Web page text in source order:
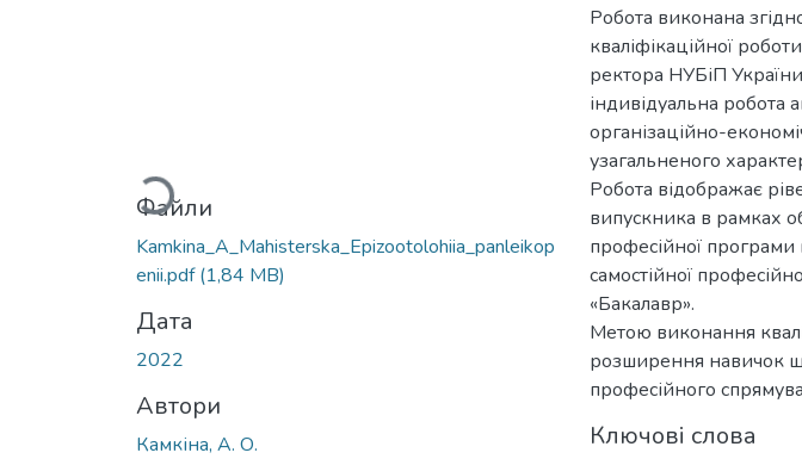
Вантажиться...
Файли
Kamkina_A_Мahisterska_Epizootolohiia_panleikop
enii.pdf(1,84 MB)
Дата
2022
Автори
Камкіна, А. О.
Робота виконана
кваліфікаційної
ректора НУБіП
індивідуальна робота
організаційно-
узагальненого
Робота відображає
випускника в рамках
професійної програми
самостійної
«Бакалавр».
Метою виконання
розширення навичок
професійного
Ключові слова